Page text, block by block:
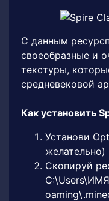
С данным
своеобразные и
текстуры,
средневековой
Как установить
Установи
желательно)
Скопируй